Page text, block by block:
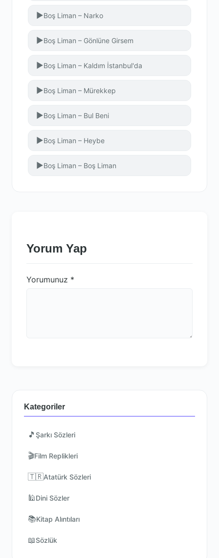
▶Boş Liman – Narko
▶Boş Liman – Gönlüne Girsem
▶Boş Liman – Kaldım İstanbul'da
▶Boş Liman – Mürekkep
▶Boş Liman – Bul Beni
▶Boş Liman – Heybe
▶Boş Liman – Boş Liman
Yorum Yap
Yorumunuz *
Kategoriler
🎵 Şarkı Sözleri
🎬Film Replikleri
🇹🇷Atatürk Sözleri
🕌Dini Sözler
📚Kitap Alıntıları
📖Sözlük